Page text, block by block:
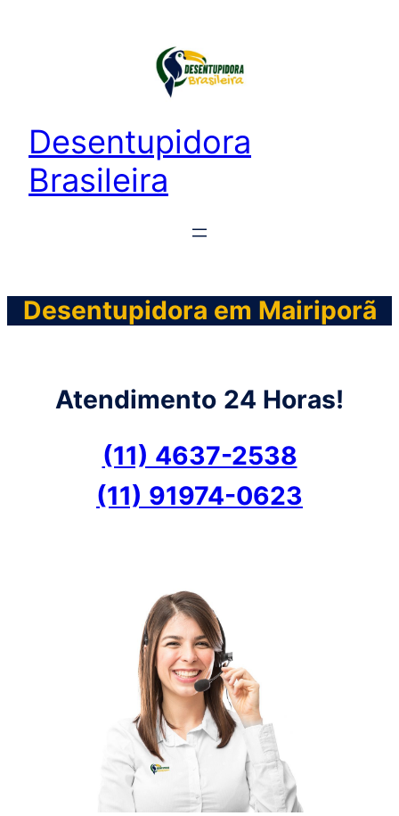
Desentupidora
Brasileira
Desentupidora em Mairiporã
Atendimento 24 Horas!
(11) 4637-2538
(11) 91974-0623